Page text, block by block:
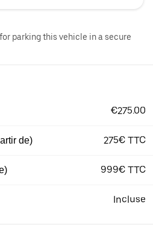
parking this vehicle in a secure
€275.00
de) 275€ TTC
999€ TTC
Incluse